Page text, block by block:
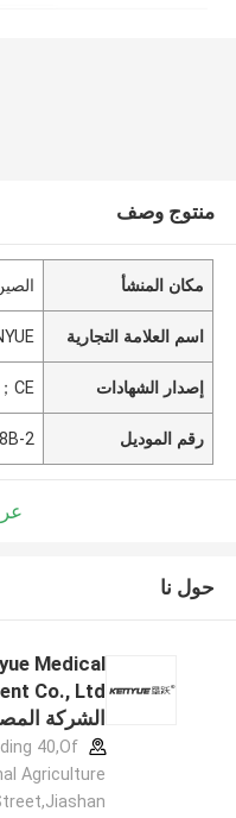
منتوج وصف
مكان المنشأ
اسم العلامة التجارية
إصدار الشهادات CE
رقم الموديل 2
حول نا
Medical
الشركة
40,Of
Agriculture